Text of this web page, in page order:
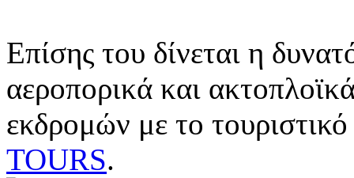
Επίσης του δίνεται η
αεροπορικά και
εκδρομών με το
TOURS.